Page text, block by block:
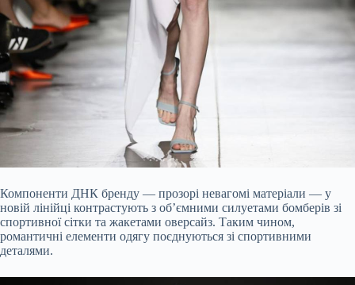
Компоненти ДНК бренду — прозорі невагомі матеріали — у
новій лінійці контрастують з обʼємними силуетами бомберів зі
спортивної сітки та жакетами оверсайз. Таким чином,
романтичні елементи одягу поєднуються зі спортивними
деталями.